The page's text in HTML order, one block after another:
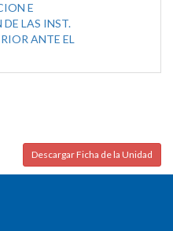
E
LAS INST.
ANTE EL
Descargar Ficha de la Unidad